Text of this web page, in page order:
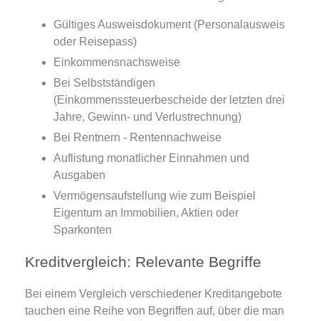
Gültiges Ausweisdokument (Personalausweis
oder Reisepass)
Einkommensnachsweise
Bei Selbstständigen
(Einkommenssteuerbescheide der letzten drei
Jahre, Gewinn- und Verlustrechnung)
Bei Rentnern - Rentennachweise
Auflistung monatlicher Einnahmen und
Ausgaben
Vermögensaufstellung wie zum Beispiel
Eigentum an Immobilien, Aktien oder
Sparkonten
Kreditvergleich: Relevante Begriffe
Bei einem Vergleich verschiedener Kreditangebote
tauchen eine Reihe von Begriffen auf, über die man